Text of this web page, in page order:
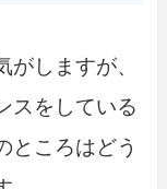
しますが、
スをしている
ところはどう